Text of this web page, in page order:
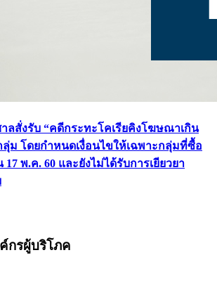
ลสั่งรับ “คดีกระทะโคเรียคิงโฆษณาเกิน
ลุ่ม โดยกำหนดเงื่อนไขให้เฉพาะกลุ่มที่ซื้อ
17 พ.ค. 60 และยังไม่ได้รับการเยียวยา
กรผู้บริโภค